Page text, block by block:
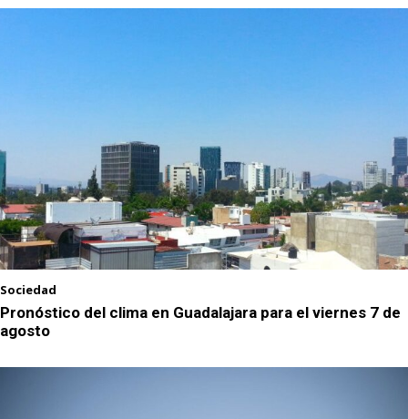
Sociedad
Pronóstico del clima en Guadalajara para el viernes 7 de
agosto